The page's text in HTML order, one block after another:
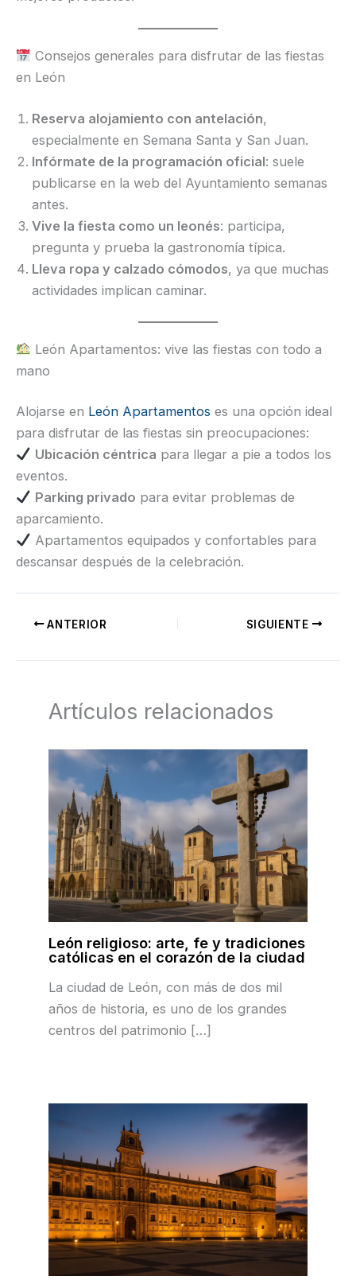
Consejos generales para disfrutar de las fiestas
en León
Reserva alojamiento con antelación,
especialmente en Semana Santa y San Juan.
Infórmate de la programación oficial: suele
publicarse en la web del Ayuntamiento semanas
antes.
Vive la fiesta como un leonés: participa,
pregunta y prueba la gastronomía típica.
Lleva ropa y calzado cómodos, ya que muchas
actividades implican caminar.
León Apartamentos: vive las fiestas con todo a
mano
Alojarse en León Apartamentos es una opción ideal
para disfrutar de las fiestas sin preocupaciones:
Ubicación céntrica para llegar a pie a todos los
eventos.
Parking privado para evitar problemas de
aparcamiento.
Apartamentos equipados y confortables para
descansar después de la celebración.
ANTERIOR SIGUIENTE
Artículos relacionados
León religioso: arte, fe y tradiciones
católicas en el corazón de la ciudad
La ciudad de León, con más de dos mil
años de historia, es uno de los grandes
centros del patrimonio […]